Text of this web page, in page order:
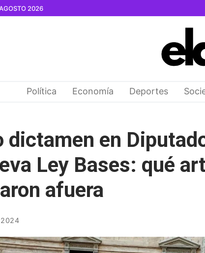
2026
Política Economía Deportes
dictamen en
Ley Bases: qué
afuera
2024